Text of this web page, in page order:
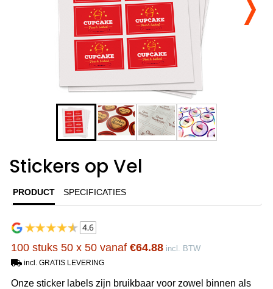
Stickers op Vel
PRODUCT SPECIFICATIES
100 stuks 50 x 50 vanaf €64.88 incl. BTW
incl. GRATIS LEVERING
Onze sticker labels zijn bruikbaar voor zowel binnen als